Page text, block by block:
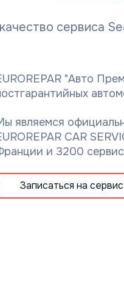
сервиса
"Авто
являемся
CAR
и 3200
Записаться на сервис